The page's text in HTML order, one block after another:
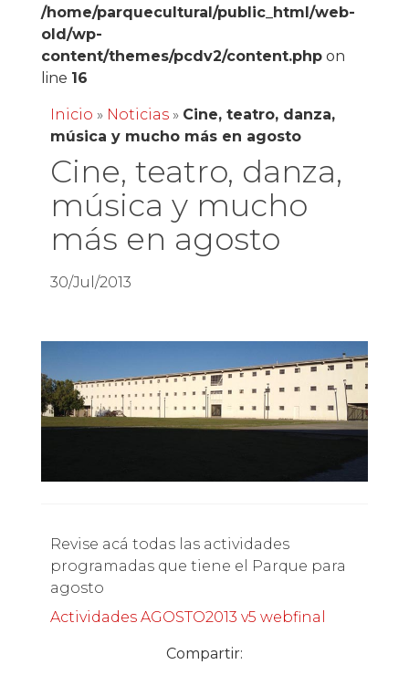
/home/parquecultural/public_html/web-
old/wp-
content/themes/pcdv2/content.phpon
line 16
Inicio » Noticias» Cine, teatro, danza,
música y mucho más en agosto
Cine, teatro, danza,
música y mucho
más en agosto
30/Jul/2013
Revise acá todas las actividades
programadas que tiene el Parque para
agosto
Actividades AGOSTO2013 v5 webfinal
Compartir: